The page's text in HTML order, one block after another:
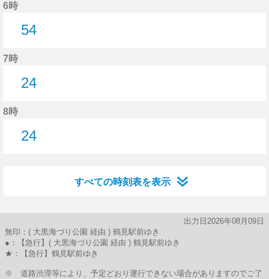
6時
54
7時
24
8時
24
すべての時刻表を表示
出力日2026年08月09日
無印：( 大黒海づり公園 経由 ) 鶴見駅前ゆき
●：【急行】( 大黒海づり公園 経由 ) 鶴見駅前ゆき
★：【急行】鶴見駅前ゆき
※ 道路渋滞等により、予定どおり運行できない場合がありますのでご了